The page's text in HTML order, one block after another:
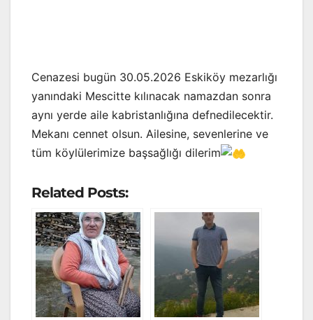
Cenazesi bugün 30.05.2026 Eskiköy mezarlığı
yanındaki Mescitte kılınacak namazdan sonra
aynı yerde aile kabristanlığına defnedilecektir.
Mekanı cennet olsun. Ailesine, sevenlerine ve
tüm köylülerimize başsağlığı dilerim
Related Posts: